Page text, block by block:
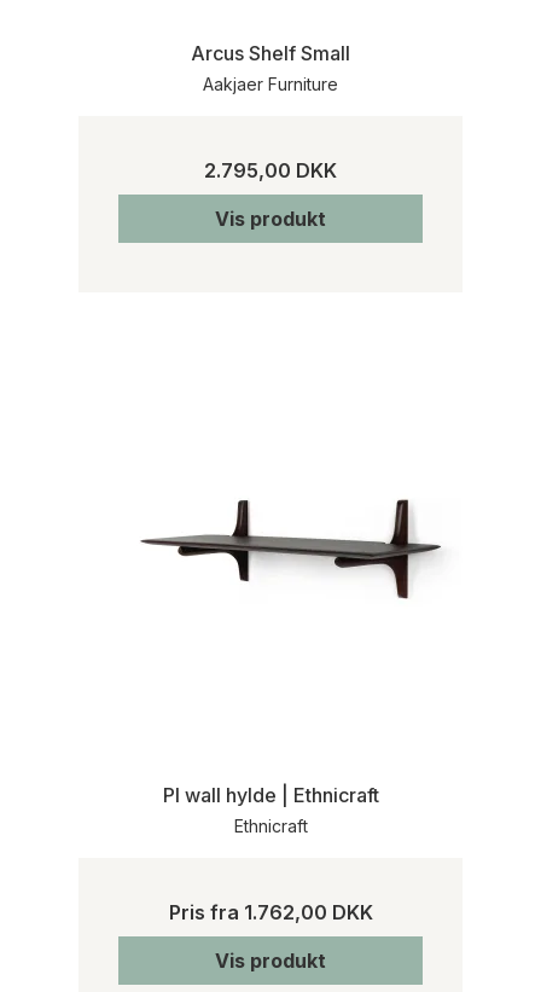
Arcus Shelf Small
Aakjaer Furniture
2.795,00 DKK
Vis produkt
PI wall hylde | Ethnicraft
Ethnicraft
Pris fra 1.762,00 DKK
Vis produkt